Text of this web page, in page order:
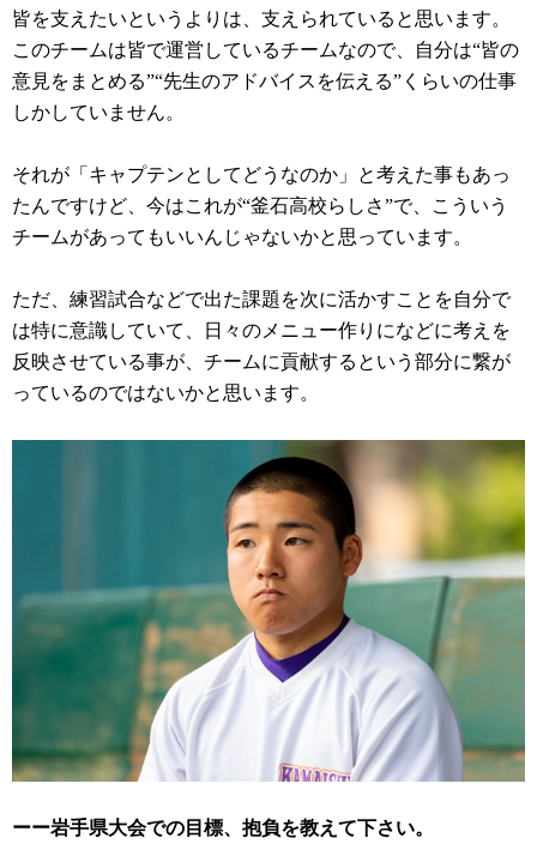
皆を支えたいというよりは、支えられていると思います。
このチームは皆で運営しているチームなので、自分は“皆の
意見をまとめる”“先生のアドバイスを伝える”くらいの仕事
しかしていません。
それが「キャプテンとしてどうなのか」と考えた事もあっ
たんですけど、今はこれが“釜石高校らしさ”で、こういう
チームがあってもいいんじゃないかと思っています。
ただ、練習試合などで出た課題を次に活かすことを自分で
は特に意識していて、日々のメニュー作りになどに考えを
反映させている事が、チームに貢献するという部分に繋が
っているのではないかと思います。
ーー岩手県大会での目標、抱負を教えて下さい。